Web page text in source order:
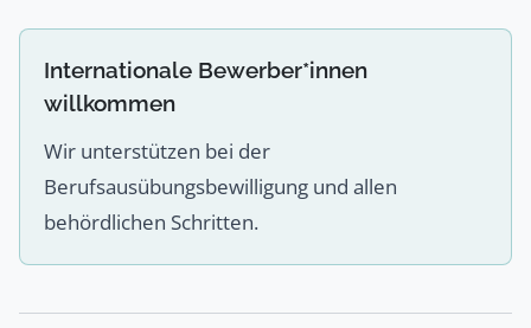
Internationale Bewerber*innen
willkommen
Wir unterstützen bei der
Berufsausübungsbewilligung und allen
behördlichen Schritten.